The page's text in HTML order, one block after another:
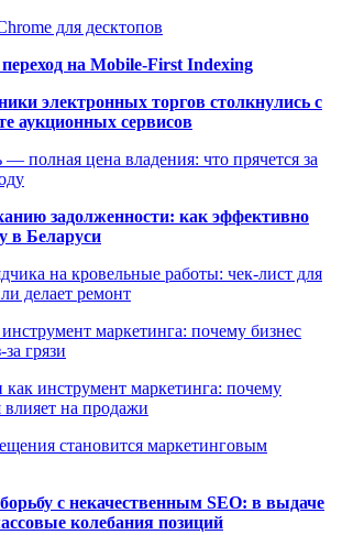
для десктопов
на Mobile-First Indexing
электронных торгов столкнулись с
аукционных сервисов
— полная цена владения: что прячется за
задолженности: как эффективно
в Беларуси
на кровельные работы: чек-лист для
делает ремонт
маркетинга: почему бизнес
грязи
инструмент маркетинга: почему
на продажи
становится маркетинговым
с некачественным SEO: в выдаче
колебания позиций